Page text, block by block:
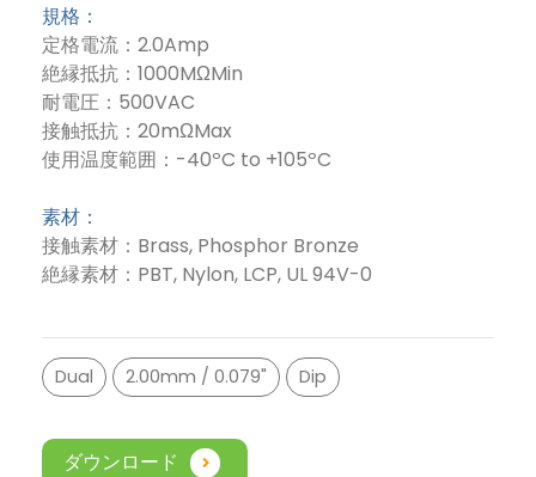
規格：
定格電流：2.0Amp
絶縁抵抗：1000MΩMin
耐電圧：500VAC
接触抵抗：20mΩMax
使用温度範囲：-40ºC to +105ºC
素材：
接触素材：Brass, Phosphor Bronze
絶縁素材：PBT, Nylon, LCP, UL 94V-0
Dual 2.00mm / 0.079" Dip
ダウンロード